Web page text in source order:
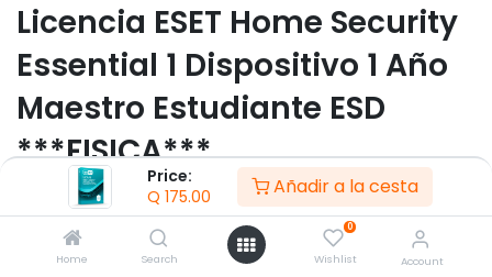
Price:
Q 175.00 Añadir a la cesta
Home Search
0
Wishlist Account
Licencia ESET Home Security
Essential 1 Dispositivo 1 Año
Maestro Estudiante ESD
***FISICA***
(0 reseña)
- Cant. 1 Dispositivo
- 1 Año de vigencia